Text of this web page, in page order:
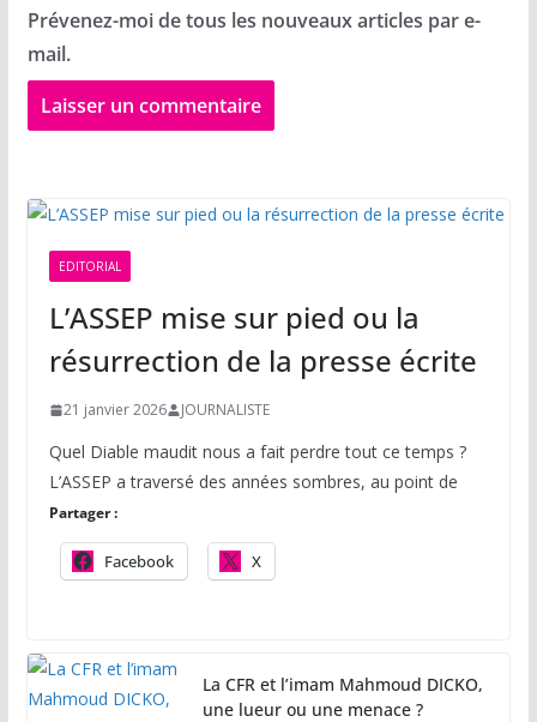
Prévenez-moi de tous les nouveaux articles par e-
mail.
EDITORIAL
L’ASSEP mise sur pied ou la
résurrection de la presse écrite
21 janvier 2026 JOURNALISTE
Quel Diable maudit nous a fait perdre tout ce temps ?
L’ASSEP a traversé des années sombres, au point de
Partager :
Facebook X
La CFR et l’imam Mahmoud DICKO,
une lueur ou une menace ?